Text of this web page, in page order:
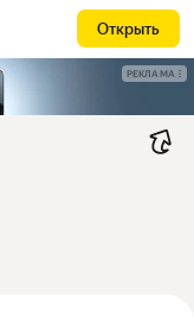
Открыть
РЕКЛАМА